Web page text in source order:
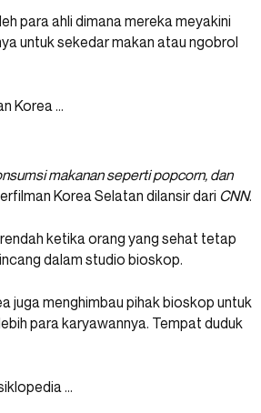
para ahli dimana mereka meyakini
untuk sekedar makan atau ngobrol
makanan seperti popcorn, dan
Korea Selatan dilansir dari CNN.
ketika orang yang sehat tetap
dalam studio bioskop.
juga menghimbau pihak bioskop untuk
para karyawannya. Tempat duduk